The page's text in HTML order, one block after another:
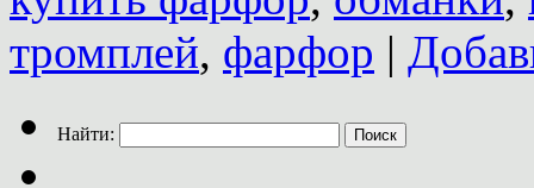
тромплей, фарфор |
Найти: